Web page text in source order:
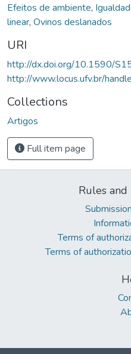
Efeitos de ambiente,
linear, Ovinos deslanados
URI
http://dx.doi.org/10.1590/
http://www.locus.ufv.br/
Collections
Artigos
Full item page
Rules
Terms of
Terms of